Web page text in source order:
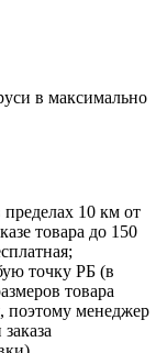
в максимально
10 км от
товара до 150
точку РБ (в
товара
поэтому менеджер